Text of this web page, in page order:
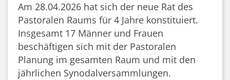
Am 28.04.2026 hat sich der neue Rat des
Pastoralen Raums für 4 Jahre konstituiert.
Insgesamt 17 Männer und Frauen
beschäftigen sich mit der Pastoralen
Planung im gesamten Raum und mit den
jährlichen Synodalversammlungen.